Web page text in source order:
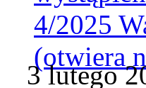
4/2025
(otwiera
3 lutego